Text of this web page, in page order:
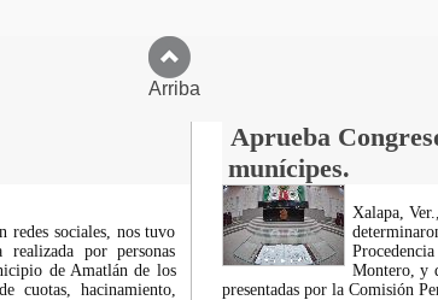
Arriba
Aprueba
munícipes.
redes sociales, nos tuvo
por personas
de Amatlán de los
cuotas, hacinamiento,
Xalapa,
Montero, y
presentadas por la Comisión